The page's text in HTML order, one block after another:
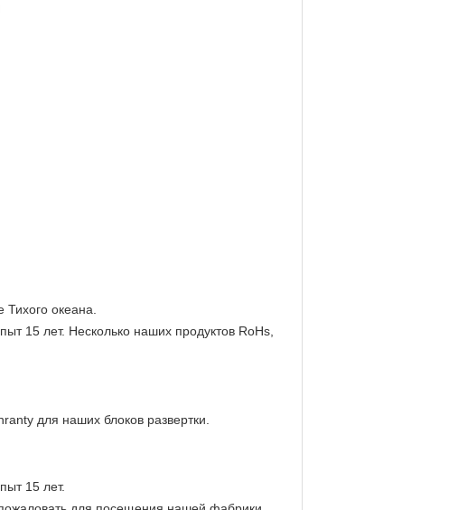
Тихого океана.
15 лет. Несколько наших продуктов RoHs,
для наших блоков развертки.
15 лет.